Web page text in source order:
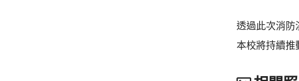
透過此次消防
本校將持續推